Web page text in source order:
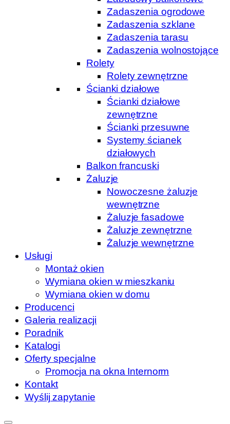
Zadaszenia ogrodowe
Zadaszenia szklane
Zadaszenia tarasu
Zadaszenia wolnostojące
Rolety
Rolety zewnętrzne
Ścianki działowe
Ścianki działowe
zewnętrzne
Ścianki przesuwne
Systemy ścianek
działowych
Balkon francuski
Żaluzje
Nowoczesne żaluzje
wewnętrzne
Żaluzje fasadowe
Żaluzje zewnętrzne
Żaluzje wewnętrzne
Usługi
Montaż okien
Wymiana okien w mieszkaniu
Wymiana okien w domu
Producenci
Galeria realizacji
Poradnik
Katalogi
Oferty specjalne
Promocja na okna Internorm
Kontakt
Wyślij zapytanie